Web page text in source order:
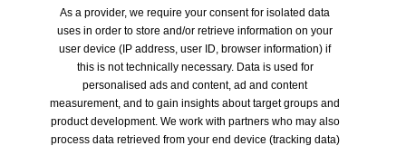
Year“ and Excellent Brands - Building &
Elements“
As a provider, we require your consent for isolated data
uses in order to store and/or retrieve information on your
user device (IP address, user ID, browser information) if
this is not technically necessary. Data is used for
personalised ads and content, ad and content
measurement, and to gain insights about target groups and
product development. We work with partners who may also
process data retrieved from your end device (tracking data)